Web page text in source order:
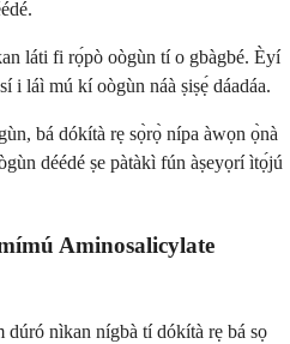
láti fi rọ́pò oògùn tí o gbàgbé. Èyí
i láì mú kí oògùn náà ṣiṣẹ́ dáadáa.
bá dókítà rẹ sọ̀rọ̀ nípa àwọn ọ̀nà
déédé ṣe pàtàkì fún àṣeyọrí ìtọ́jú
Aminosalicylate
nìkan nígbà tí dókítà rẹ bá sọ